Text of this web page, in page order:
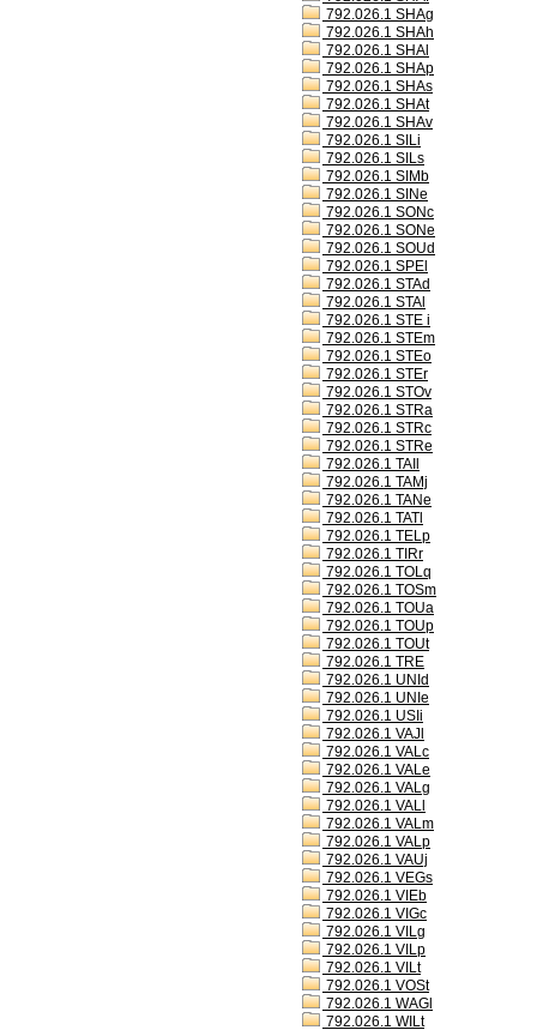
792.026.1 SHAg
792.026.1 SHAh
792.026.1 SHAl
792.026.1 SHAp
792.026.1 SHAs
792.026.1 SHAt
792.026.1 SHAv
792.026.1 SILi
792.026.1 SILs
792.026.1 SIMb
792.026.1 SINe
792.026.1 SONc
792.026.1 SONe
792.026.1 SOUd
792.026.1 SPEl
792.026.1 STAd
792.026.1 STAl
792.026.1 STE i
792.026.1 STEm
792.026.1 STEo
792.026.1 STEr
792.026.1 STOv
792.026.1 STRa
792.026.1 STRc
792.026.1 STRe
792.026.1 TAIl
792.026.1 TAMj
792.026.1 TANe
792.026.1 TATl
792.026.1 TELp
792.026.1 TIRr
792.026.1 TOLq
792.026.1 TOSm
792.026.1 TOUa
792.026.1 TOUp
792.026.1 TOUt
792.026.1 TRE
792.026.1 UNId
792.026.1 UNIe
792.026.1 USIi
792.026.1 VAJl
792.026.1 VALc
792.026.1 VALe
792.026.1 VALg
792.026.1 VALl
792.026.1 VALm
792.026.1 VALp
792.026.1 VAUj
792.026.1 VEGs
792.026.1 VIEb
792.026.1 VIGc
792.026.1 VILg
792.026.1 VILp
792.026.1 VILt
792.026.1 VOSt
792.026.1 WAGl
792.026.1 WILt